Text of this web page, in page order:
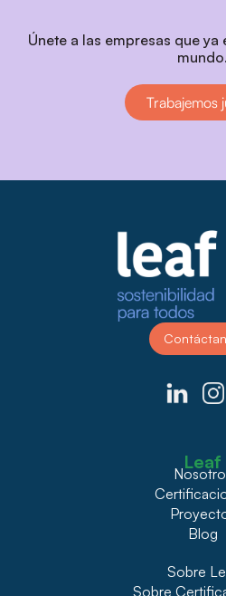
Únete a las empresas que
mundo.
Trabajemos
Leaf
Blog
Sobre
Sobre